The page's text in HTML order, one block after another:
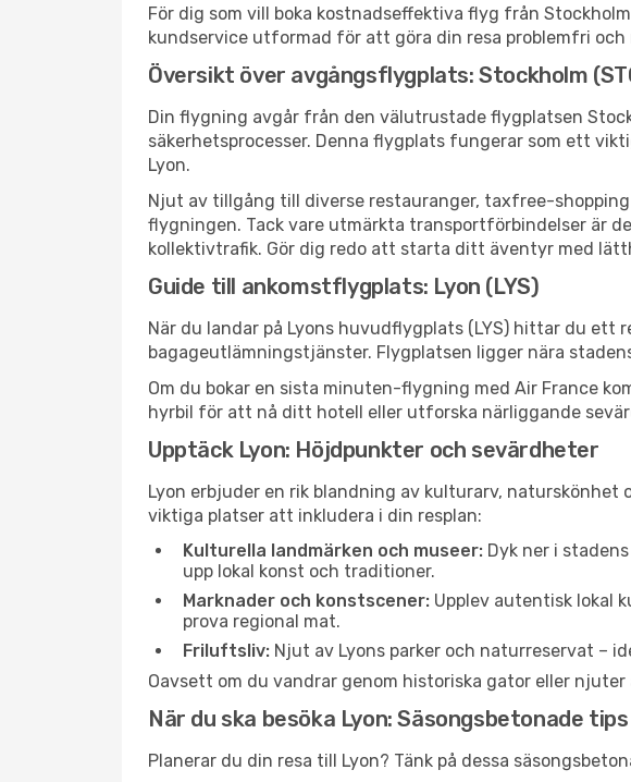
För dig som vill boka kostnadseffektiva flyg från
kundservice utformad för att göra din resa problemfri
Översikt över avgångsflygplats: Stockholm
Din flygning avgår från den välutrustade flygplatsen
säkerhetsprocesser. Denna flygplats fungerar som ett
Lyon.
Njut av tillgång till diverse restauranger, taxfree-
flygningen. Tack vare utmärkta transportförbindelser är
kollektivtrafik. Gör dig redo att starta ditt äventyr med
Guide till ankomstflygplats: Lyon (LYS)
När du landar på Lyons huvudflygplats (LYS) hittar du
bagageutlämningstjänster. Flygplatsen ligger nära
Om du bokar en sista minuten-flygning med Air France
hyrbil för att nå ditt hotell eller utforska närliggande
Upptäck Lyon: Höjdpunkter och sevärdheter
Lyon erbjuder en rik blandning av kulturarv, naturskönhet
viktiga platser att inkludera i din resplan:
Kulturella landmärken och museer: Dyk ner i
upp lokal konst och traditioner.
Marknader och konstscener: Upplev autentisk lokal
prova regional mat.
Friluftsliv: Njut av Lyons parker och naturreservat –
Oavsett om du vandrar genom historiska gator eller
När du ska besöka Lyon: Säsongsbetonade tips
Planerar du din resa till Lyon? Tänk på dessa